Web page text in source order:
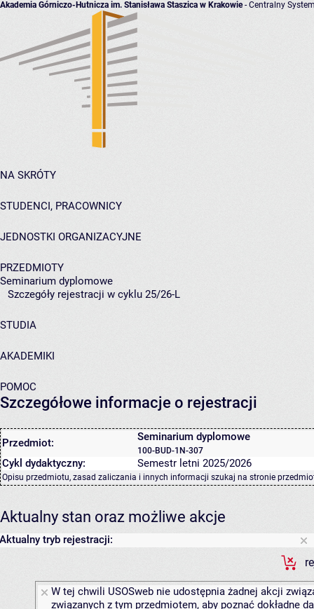
Akademia Górniczo-Hutnicza im. Stanisława Staszica w Krakowie- Centralny
NA SKRÓTY
STUDENCI, PRACOWNICY
JEDNOSTKI ORGANIZACYJNE
PRZEDMIOTY
Seminarium dyplomowe
Szczegóły rejestracji w cyklu 25/26-L
STUDIA
AKADEMIKI
POMOC
Szczegółowe informacje o rejestracji
Przedmiot: Seminarium dyplomowe
100-BUD-1N-307
Cykl dydaktyczny: Semestr letni 2025/2026
Opisu przedmiotu, zasad zaliczania i innych informacji szukaj na stronie
Aktualny stan oraz możliwe akcje
Aktualny tryb rejestracji:
W tej chwili USOSweb nie udostępnia żadnej akcji
związanych z tym przedmiotem, aby poznać dokładne